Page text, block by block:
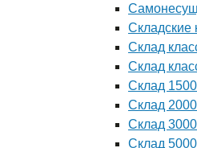
Складские
Склад
Склад
Склад
Склад
Склад
Склад